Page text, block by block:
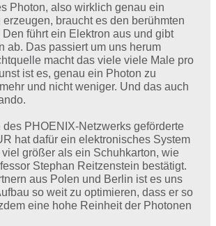
Photon, also wirklich genau ein
erzeugen, braucht es den berühmten
führt ein Elektron aus und gibt
ab. Das passiert um uns herum
macht das viele viele Male pro
ist es, genau ein Photon zu
und nicht weniger. Und das auch
des PHOENIX-Netzwerks geförderte
hat dafür ein elektronisches System
größer als ein Schuhkarton, wie
Stephan Reitzenstein bestätigt.
aus Polen und Berlin ist es uns
so weit zu optimieren, dass er so
eine hohe Reinheit der Photonen